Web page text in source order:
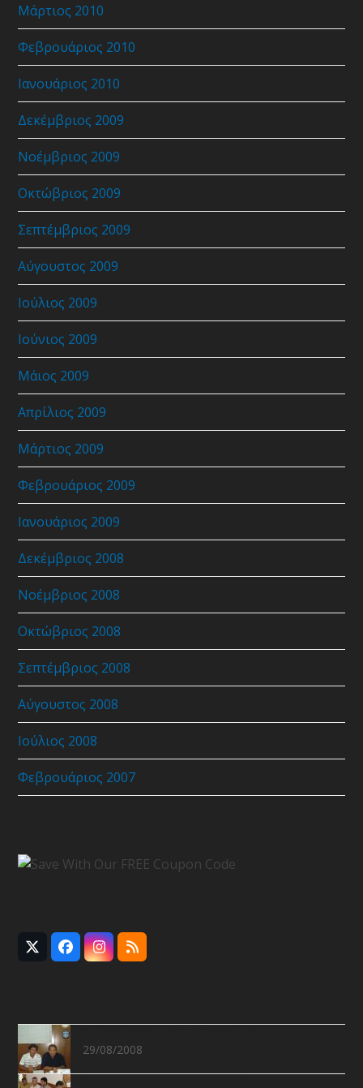
Μάρτιος 2010
Φεβρουάριος 2010
Ιανουάριος 2010
Δεκέμβριος 2009
Νοέμβριος 2009
Οκτώβριος 2009
Σεπτέμβριος 2009
Αύγουστος 2009
Ιούλιος 2009
Ιούνιος 2009
Μάιος 2009
Απρίλιος 2009
Μάρτιος 2009
Φεβρουάριος 2009
Ιανουάριος 2009
Δεκέμβριος 2008
Νοέμβριος 2008
Οκτώβριος 2008
Σεπτέμβριος 2008
Αύγουστος 2008
Ιούλιος 2008
Φεβρουάριος 2007
Twitter
(deprecated)
Facebook
Instagram
RSS
29/08/2008